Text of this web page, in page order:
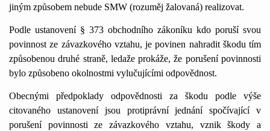
jiným způsobem nebude SMW (rozuměj žalovaná) realizovat.
Podle ustanovení § 373 obchodního zákoníku kdo poruší svou
povinnost ze závazkového vztahu, je povinen nahradit škodu tím
způsobenou druhé straně, ledaže prokáže, že porušení povinnosti
bylo způsobeno okolnostmi vylučujícími odpovědnost.
Obecnými předpoklady odpovědnosti za škodu podle výše
citovaného ustanovení jsou protiprávní jednání spočívající v
porušení povinnosti ze závazkového vztahu, vznik škody a